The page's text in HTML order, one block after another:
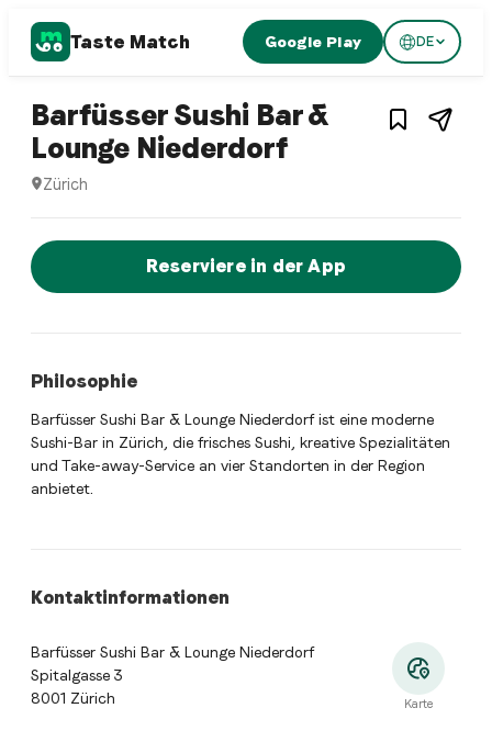
Taste Match Google Play DE
Sushi restaurant 1 3
Barfüsser Sushi Bar &
Lounge Niederdorf– Restaurant
Zürich
Jetzt sofort einen Tisch
Reserviere in der App
Philosophie
Barfüsser Sushi Bar & Lounge Niederdorf ist eine moderne
Sushi-Bar in Zürich, die frisches Sushi, kreative Spezialitäten
und Take-away-Service an vier Standorten in der Region
anbietet.
Kontaktinformationen
Barfüsser Sushi Bar & Lounge Niederdorf
Spitalgasse 3
8001 Zürich
Karte